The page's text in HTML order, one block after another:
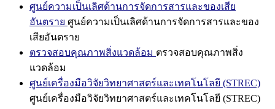
ศูนย์ความเป็นเลิศด้านการจัดการสารและของเสีย
อันตราย ศูนย์ความเป็นเลิศด้านการจัดการสารและของ
เสียอันตราย
ตรวจสอบคุณภาพสิ่งแวดล้อม ตรวจสอบคุณภาพสิ่ง
แวดล้อม
ศูนย์เครื่องมือวิจัยวิทยาศาสตร์และเทคโนโลยี (STREC)
ศูนย์เครื่องมือวิจัยวิทยาศาสตร์และเทคโนโลยี (STREC)